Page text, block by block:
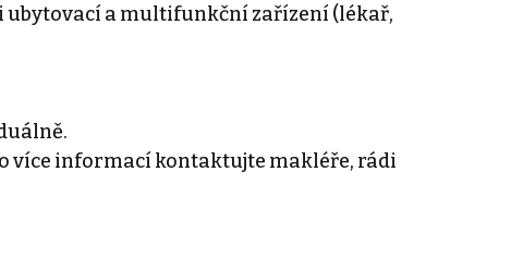
ubytovací a multifunkční zařízení (lékař,
více informací kontaktujte makléře, rádi